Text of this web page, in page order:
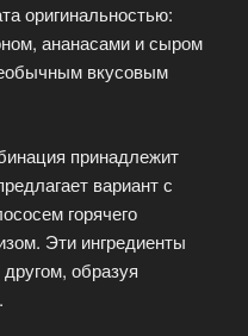
оригинальностью:
ананасами и сыром
вкусовым
принадлежит
вариант с
горячего
Эти ингредиенты
образуя